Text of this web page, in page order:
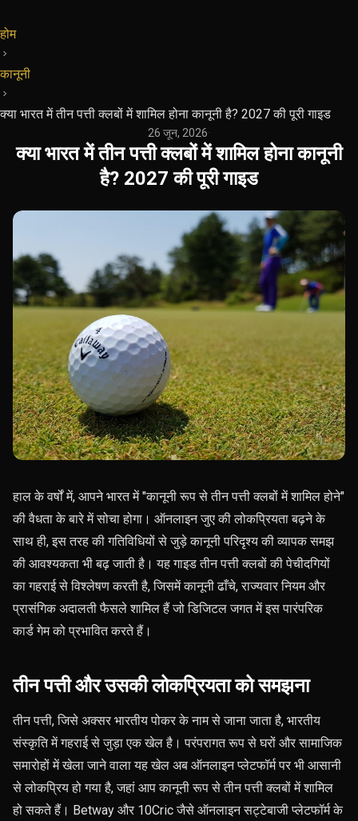
होम
कानूनी
क्या भारत में तीन पत्ती क्लबों में शामिल होना कानूनी है? 2027 की पूरी गाइड
26 जून, 2026·
क्या भारत में तीन पत्ती क्लबों में शामिल होना कानूनी
है? 2027 की पूरी गाइड
हाल के वर्षों में, आपने भारत में "कानूनी रूप से तीन पत्ती क्लबों में शामिल होने"
की वैधता के बारे में सोचा होगा। ऑनलाइन जुए की लोकप्रियता बढ़ने के
साथ ही, इस तरह की गतिविधियों से जुड़े कानूनी परिदृश्य की व्यापक समझ
की आवश्यकता भी बढ़ जाती है। यह गाइड तीन पत्ती क्लबों की पेचीदगियों
का गहराई से विश्लेषण करती है, जिसमें कानूनी ढाँचे, राज्यवार नियम और
प्रासंगिक अदालती फैसले शामिल हैं जो डिजिटल जगत में इस पारंपरिक
कार्ड गेम को प्रभावित करते हैं।
तीन पत्ती और उसकी लोकप्रियता को समझना
तीन पत्ती, जिसे अक्सर भारतीय पोकर के नाम से जाना जाता है, भारतीय
संस्कृति में गहराई से जुड़ा एक खेल है। परंपरागत रूप से घरों और सामाजिक
समारोहों में खेला जाने वाला यह खेल अब ऑनलाइन प्लेटफॉर्म पर भी आसानी
से लोकप्रिय हो गया है, जहां आप कानूनी रूप से तीन पत्ती क्लबों में शामिल
हो सकते हैं। Betway और 10Cric जैसे ऑनलाइन सट्टेबाजी प्लेटफॉर्म के